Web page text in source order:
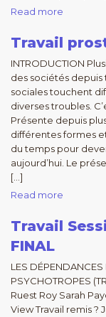
Read more
Travail
INTRODUCTION
des sociétés
sociales touchent
diverses troubles.
Présente depuis
différentes formes
du temps pour
aujourd’hui. Le
[…]
Read more
Travail
FINAL
LES
PSYCHOTROPES
Ruest Roy Sarah
View Travail remis ?